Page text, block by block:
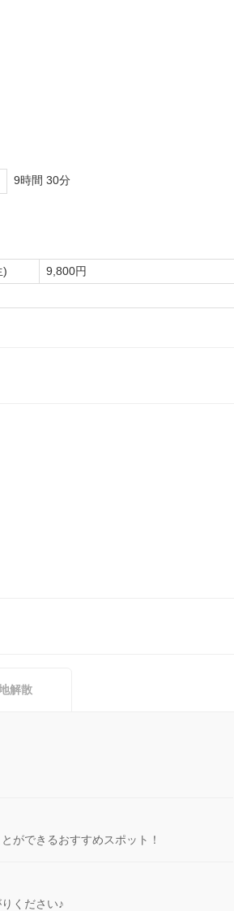
9時間 30分
)
9,800円
解散
ができるおすすめスポット！
ください♪